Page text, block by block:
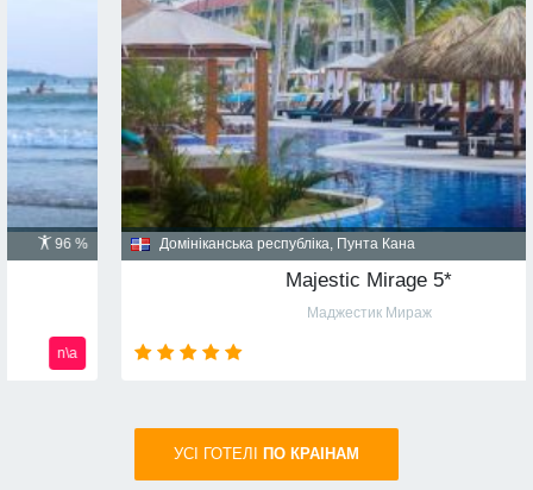
Домініканська республіка, Пунта Кана
Majestic Mirage 5*
Маджестик Мираж
УСI ГОТЕЛІ ПО КРАIНАМ